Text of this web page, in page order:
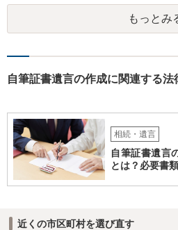
には変わりがありません。 なかなか対
場でアドバイスを行うのも限界がある
を持参のうえ個別に弁護士に相談され
もっとみ
自筆証書遺言の作成に関連する法
相続・遺言
自筆証書遺言
とは？必要書
近くの市区町村を選び直す